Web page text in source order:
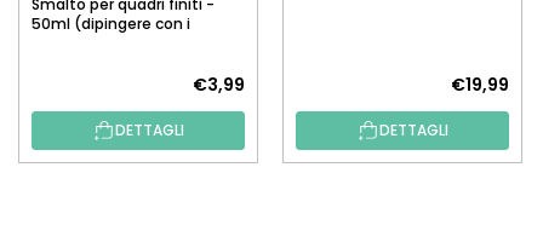
50ml (dipingere con i
€3,99
DETTAGLI
€19,99
DETTAGLI